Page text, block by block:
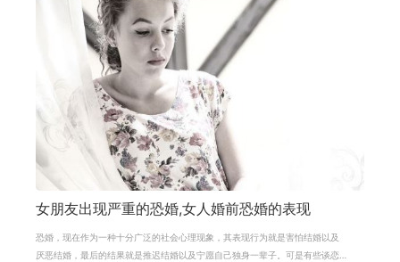
女朋友出现严重的恐婚,女人婚前恐婚的表现
恐婚，现在作为一种十分广泛的社会心理现象，其表现行为就是害怕结婚以及
厌恶结婚，最后的结果就是推迟结婚以及宁愿自己独身一辈子。可是有些谈恋